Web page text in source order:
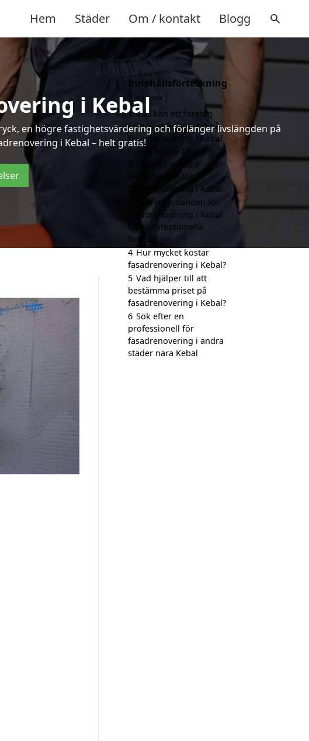
Hem Städer Om / kontakt Blogg
i Kebal
en högre fastighetsvärdering och förlänger livslängden på
i Kebal – helt gratis!
Innehållsförteckning
gömma
1 Vad kan ett företag
som är specialiserat på
fasadrenovering i Kebal
hjälpa till med?
Få alltid minst 3
erbjudanden för
fasadrenovering i Kebal
Få 3 erbjudanden för
fasadrenovering i Kebal
från professionella
företag
4 Hur mycket kostar
fasadrenovering i Kebal?
5 Vad hjälper till att
bestämma priset på
fasadrenovering i Kebal?
6 Sök efter en
professionell för
fasadrenovering i andra
städer nära Kebal